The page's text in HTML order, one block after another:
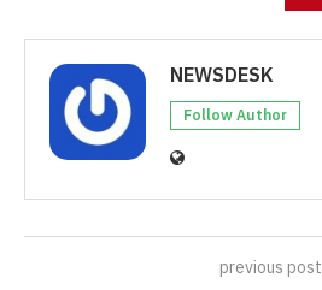
NEWSDESK
Follow Author
previous post